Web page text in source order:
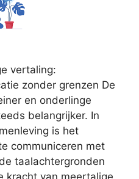
vertaling:
zonder grenzen De
en onderlinge
belangrijker. In
is het
communiceren met
taalachtergronden
kracht van meertalige